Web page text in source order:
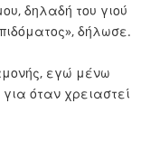
δηλαδή του γιού
δήλωσε.
εγώ μένω
όταν χρειαστεί